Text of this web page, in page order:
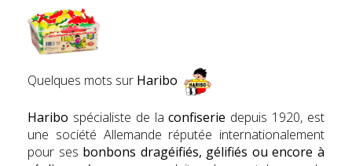
Quelques mots sur Haribo
Haribo spécialiste de laconfiserie depuis 1920, est
une société Allemande réputée internationalement
pour ses bonbons dragéifiés, gélifiés ou encore à